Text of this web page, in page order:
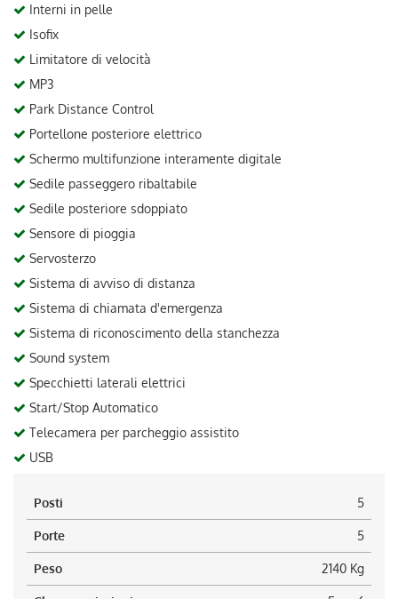
Interni in pelle
Isofix
Limitatore di velocità
MP3
Park Distance Control
Portellone posteriore elettrico
Schermo multifunzione interamente digitale
Sedile passeggero ribaltabile
Sedile posteriore sdoppiato
Sensore di pioggia
Servosterzo
Sistema di avviso di distanza
Sistema di chiamata d'emergenza
Sistema di riconoscimento della stanchezza
Sound system
Specchietti laterali elettrici
Start/Stop Automatico
Telecamera per parcheggio assistito
USB
Posti 5
Porte 5
Peso 2140 Kg